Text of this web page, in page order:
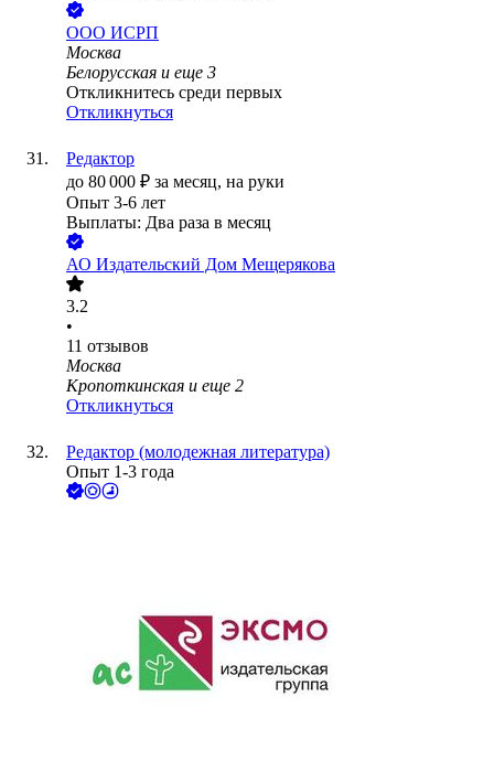
ООО ИСРП
Москва
Белорусская и еще 3
Откликнитесь среди первых
Откликнуться
Редактор
до 80 000 ₽ за месяц, на руки
Опыт 3-6 лет
Выплаты: Два раза в месяц
АО Издательский Дом Мещерякова
3.2
•
11 отзывов
Москва
Кропоткинская и еще 2
Откликнуться
Редактор (молодежная литература)
Опыт 1-3 года